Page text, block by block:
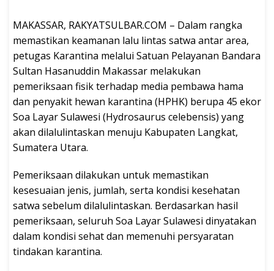
MAKASSAR, RAKYATSULBAR.COM – Dalam rangka
memastikan keamanan lalu lintas satwa antar area,
petugas Karantina melalui Satuan Pelayanan Bandara
Sultan Hasanuddin Makassar melakukan
pemeriksaan fisik terhadap media pembawa hama
dan penyakit hewan karantina (HPHK) berupa 45 ekor
Soa Layar Sulawesi (Hydrosaurus celebensis) yang
akan dilalulintaskan menuju Kabupaten Langkat,
Sumatera Utara.
Pemeriksaan dilakukan untuk memastikan
kesesuaian jenis, jumlah, serta kondisi kesehatan
satwa sebelum dilalulintaskan. Berdasarkan hasil
pemeriksaan, seluruh Soa Layar Sulawesi dinyatakan
dalam kondisi sehat dan memenuhi persyaratan
tindakan karantina.